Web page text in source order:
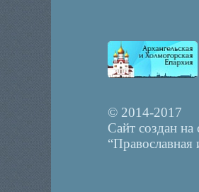
© 2014-2017
Сайт создан на
“Православная